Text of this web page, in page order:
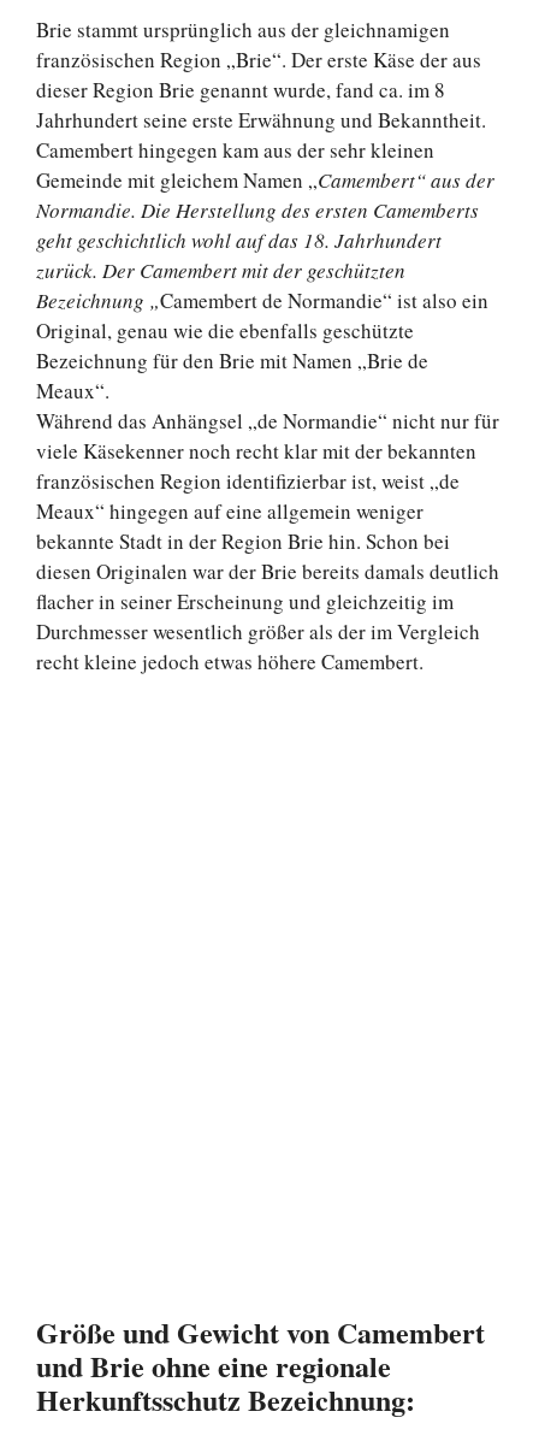
Brie stammt ursprünglich aus der gleichnamigen
französischen Region „Brie“. Der erste Käse der aus
dieser Region Brie genannt wurde, fand ca. im 8
Jahrhundert seine erste Erwähnung und Bekanntheit.
Camembert hingegen kam aus der sehr kleinen
Gemeinde mit gleichem Namen „Camembert“ aus der
Normandie. Die Herstellung des ersten Camemberts
geht geschichtlich wohl auf das 18. Jahrhundert
zurück. Der Camembert mit der geschützten
Bezeichnung „Camembert de Normandie“ ist also ein
Original, genau wie die ebenfalls geschützte
Bezeichnung für den Brie mit Namen „Brie de
Meaux“.
Während das Anhängsel „de Normandie“ nicht nur für
viele Käsekenner noch recht klar mit der bekannten
französischen Region identifizierbar ist, weist „de
Meaux“ hingegen auf eine allgemein weniger
bekannte Stadt in der Region Brie hin. Schon bei
diesen Originalen war der Brie bereits damals deutlich
flacher in seiner Erscheinung und gleichzeitig im
Durchmesser wesentlich größer als der im Vergleich
recht kleine jedoch etwas höhere Camembert.
Größe und Gewicht von Camembert
und Brie ohne eine regionale
Herkunftsschutz Bezeichnung: